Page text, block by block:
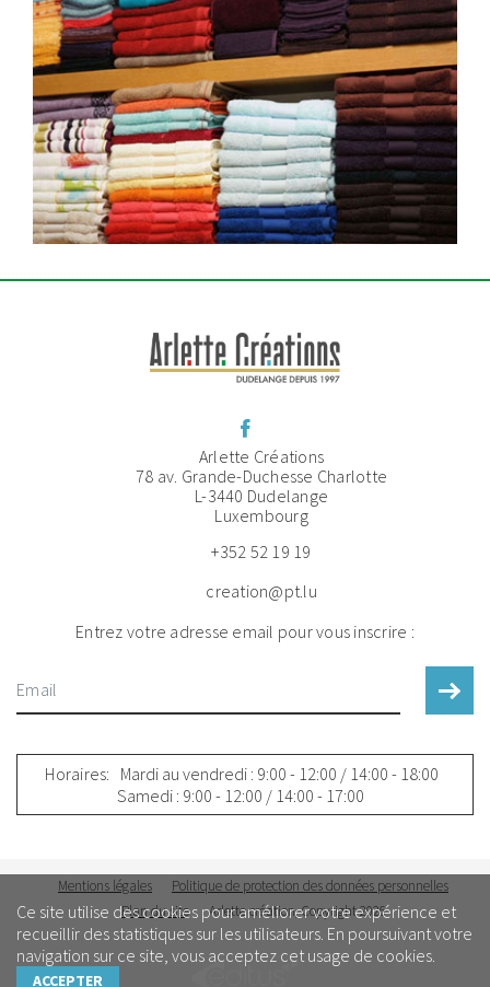
Arlette Créations
78 av. Grande-Duchesse Charlotte
L-3440 Dudelange
Luxembourg
+352 52 19 19
creation@pt.lu
Entrez votre adresse email pour vous inscrire :
Horaires: Mardi au vendredi : 9:00 - 12:00 / 14:00 - 18:00
Samedi : 9:00 - 12:00 / 14:00 - 17:00
Mentions légales
Politique de protection des données personnelles
Plan du site
Arlette création, Copyright 2026
Ce site utilise des cookies pour améliorer votre expérience et
recueillir des statistiques sur les utilisateurs. En poursuivant votre
navigation sur ce site, vous acceptez cet usage de cookies.